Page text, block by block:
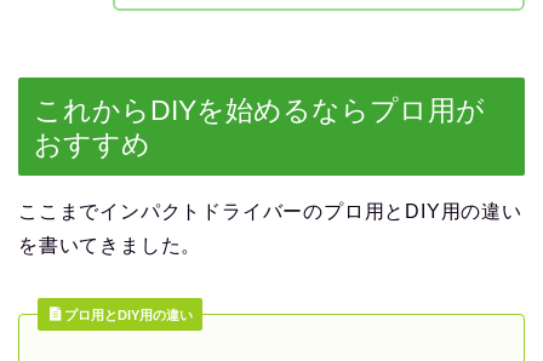
これからDIYを始めるならプロ用が
おすすめ
ここまでインパクトドライバーのプロ用とDIY用の違い
を書いてきました。
プロ用とDIY用の違い